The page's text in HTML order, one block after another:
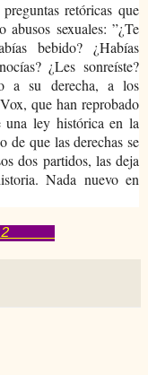
retóricas que
sexuales: ”¿Te
bebido? ¿Habías
¿Les sonreíste?
a su derecha, a los
que han reprobado
una ley histórica en la
de que las derechas se
dos partidos, las deja
Nada nuevo en